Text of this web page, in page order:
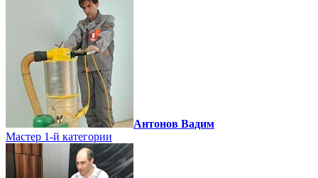
Антонов Вадим
Мастер 1-й категории